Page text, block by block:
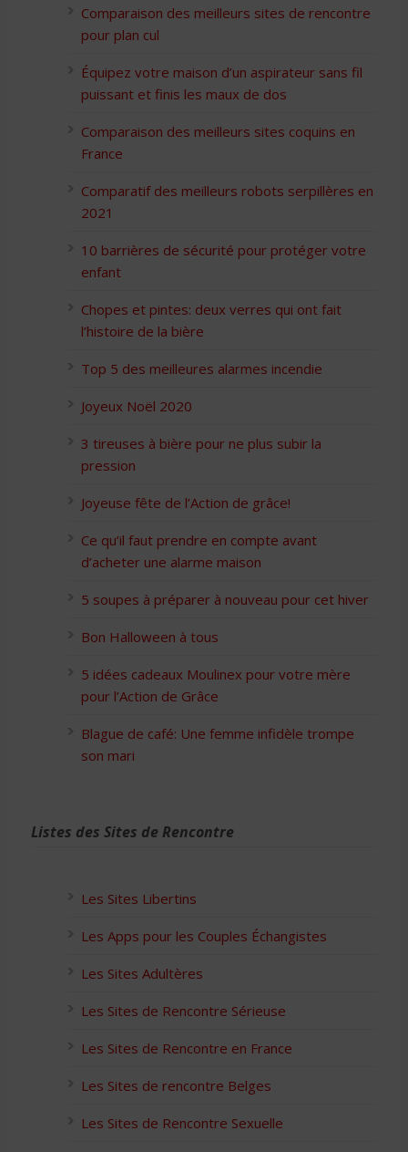
Comparaison des meilleurs sites de rencontre
pour plan cul
Équipez votre maison d’un aspirateur sans fil
puissant et finis les maux de dos
Comparaison des meilleurs sites coquins en
France
Comparatif des meilleurs robots serpillères en
2021
10 barrières de sécurité pour protéger votre
enfant
Chopes et pintes: deux verres qui ont fait
l’histoire de la bière
Top 5 des meilleures alarmes incendie
Joyeux Noël 2020
3 tireuses à bière pour ne plus subir la
pression
Joyeuse fête de l’Action de grâce!
Ce qu’il faut prendre en compte avant
d’acheter une alarme maison
5 soupes à préparer à nouveau pour cet hiver
Bon Halloween à tous
5 idées cadeaux Moulinex pour votre mère
pour l’Action de Grâce
Blague de café: Une femme infidèle trompe
son mari
Listes des Sites de Rencontre
Les Sites Libertins
Les Apps pour les Couples Échangistes
Les Sites Adultères
Les Sites de Rencontre Sérieuse
Les Sites de Rencontre en France
Les Sites de rencontre Belges
Les Sites de Rencontre Sexuelle